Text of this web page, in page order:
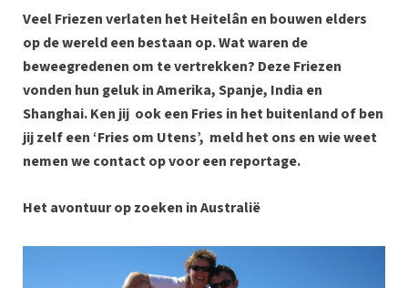
Veel Friezen verlaten het Heitelân en bouwen elders
op de wereld een bestaan op. Wat waren de
beweegredenen om te vertrekken? Deze Friezen
vonden hun geluk in Amerika, Spanje, India en
Shanghai. Ken jij ook een Fries in het buitenland of ben
jij zelf een ‘Fries om Utens’, meld het ons en wie weet
nemen we contact op voor een reportage.
Het avontuur op zoeken in Australië